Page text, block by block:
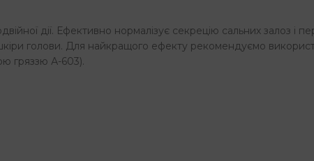
дії. Ефективно нормалізує секрецію сальних залоз і
голови. Для найкращого ефекту рекомендуємо
гряззю А-603).